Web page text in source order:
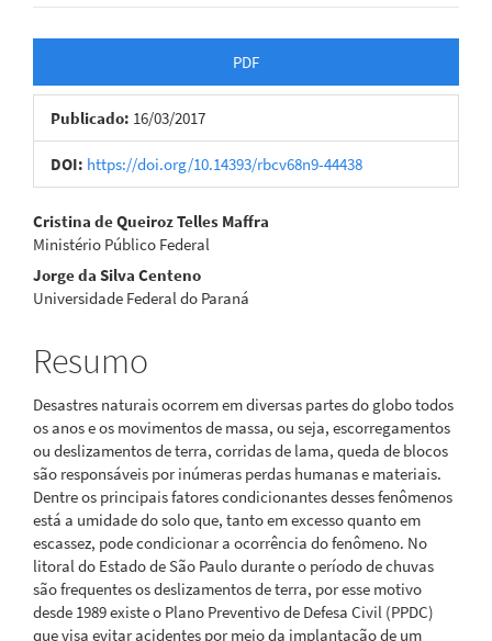
lateral
de
artigos
PDF
Publicado: 16/03/2017
DOI: https://doi.org/10.14393/rbcv68n9-44438
Conteúdo
do
artigo
principal
Cristina de Queiroz Telles Maffra
Ministério Público Federal
Jorge da Silva Centeno
Universidade Federal do Paraná
Resumo
Desastres naturais ocorrem em diversas partes do globo todos
os anos e os movimentos de massa, ou seja, escorregamentos
ou deslizamentos de terra, corridas de lama, queda de blocos
são responsáveis por inúmeras perdas humanas e materiais.
Dentre os principais fatores condicionantes desses fenômenos
está a umidade do solo que, tanto em excesso quanto em
escassez, pode condicionar a ocorrência do fenômeno. No
litoral do Estado de São Paulo durante o período de chuvas
são frequentes os deslizamentos de terra, por esse motivo
desde 1989 existe o Plano Preventivo de Defesa Civil (PPDC)
que visa evitar acidentes por meio da implantação de um